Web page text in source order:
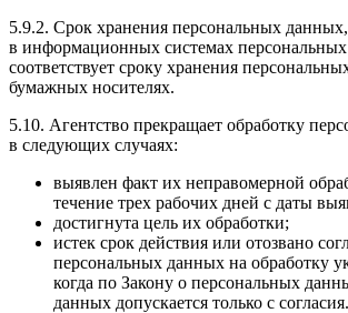
5.9.2. Срок хранения персональных
в информационных системах
соответствует сроку хранения
бумажных носителях.
5.10. Агентство прекращает обработку
в следующих случаях:
выявлен факт их неправомерной
течение трех рабочих дней с даты
достигнута цель их обработки;
истек срок действия или отозвано
персональных данных на обработку
когда по Закону о персональных
данных допускается только с согласия.